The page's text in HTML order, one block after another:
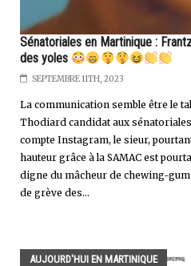
Sénatoriales en Martinique :
des yoles
SEPTEMBRE 11TH, 2023
La communication semble être le
Thodiard candidat aux
compte Instagram, le sieur,
hauteur grâce à la SAMAC est
digne du mâcheur de chewing-
de grève des...
AUJOURD'HUI EN MARTINIQUE